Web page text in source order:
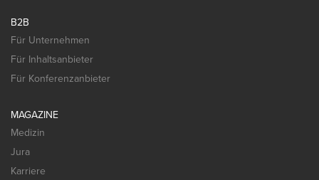
B2B
Für Unternehmen
Für Inhaltsanbieter
Für Konferenzanbieter
MAGAZINE
Medizin
Jura
Karriere